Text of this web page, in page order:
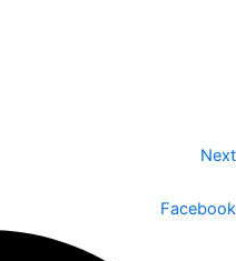
Next
Facebook